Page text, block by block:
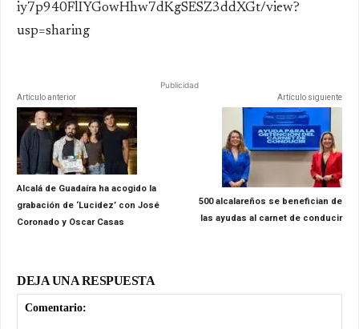
iy7p940FlIYGowHhw7dKgSESZ3ddXGt/view?
usp=sharing
Publicidad
Artículo anterior
Alcalá de Guadaíra ha acogido la
grabación de ‘Lucidez’ con José
Coronado y Oscar Casas
Artículo siguiente
500 alcalareños se benefician de
las ayudas al carnet de conducir
DEJA UNA RESPUESTA